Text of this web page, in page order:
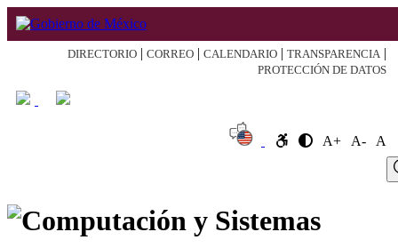
DIRECTORIO | CORREO | CALENDARIO | TRANSPARENCIA |
PROTECCIÓN DE DATOS
A+ A-
A